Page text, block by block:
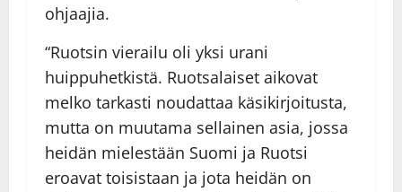
ohjaajia.
“Ruotsin vierailu oli yksi urani
huippuhetkistä. Ruotsalaiset aikovat
melko tarkasti noudattaa käsikirjoitusta,
mutta on muutama sellainen asia, jossa
heidän mielestään Suomi ja Ruotsi
eroavat toisistaan ja jota heidän on